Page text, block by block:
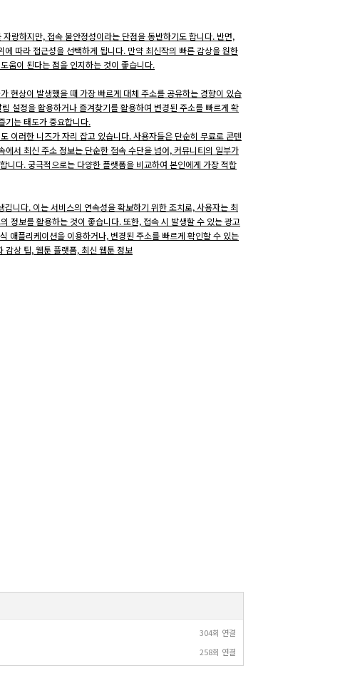
랑하지만, 접속 불안정성이라는 단점을 동반하기도 합니다. 반면,
따라 접근성을 선택하게 됩니다. 만약 최신작의 빠른 감상을 원한
움이 된다는 점을 인지하는 것이 좋습니다.
현상이 발생했을 때 가장 빠르게 대체 주소를 공유하는 경향이 있습
설정을 활용하거나 즐겨찾기를 활용하여 변경된 주소를 빠르게 확
기는 태도가 중요합니다.
이러한 니즈가 자리 잡고 있습니다. 사용자들은 단순히 무료로 콘텐
서 최신 주소 정보는 단순한 접속 수단을 넘어, 커뮤니티의 일부가
니다. 궁극적으로는 다양한 플랫폼을 비교하여 본인에게 가장 적합
니다. 이는 서비스의 연속성을 확보하기 위한 조치로, 사용자는 최
정보를 활용하는 것이 좋습니다. 또한, 접속 시 발생할 수 있는 광고
애플리케이션을 이용하거나, 변경된 주소를 빠르게 확인할 수 있는
상 팁, 웹툰 플랫폼, 최신 웹툰 정보
304회 연결
258회 연결